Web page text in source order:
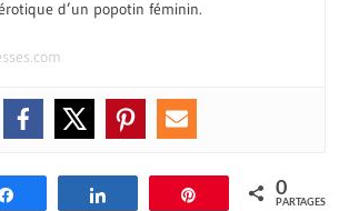
d’un popotin féminin.
Épingle 0
PARTAGES